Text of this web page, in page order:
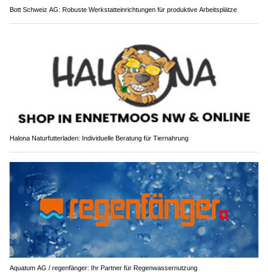
Bott Schweiz AG: Robuste Werkstatteinrichtungen für produktive Arbeitsplätze
Halona Naturfutterladen: Individuelle Beratung für Tiernahrung
Aquatum AG / regenfänger: Ihr Partner für Regenwassernutzung